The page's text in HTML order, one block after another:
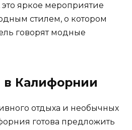
это яркое мероприятие
стилем, о котором
говорят модные
в Калифорнии
отдыха и необычных
готова предложить